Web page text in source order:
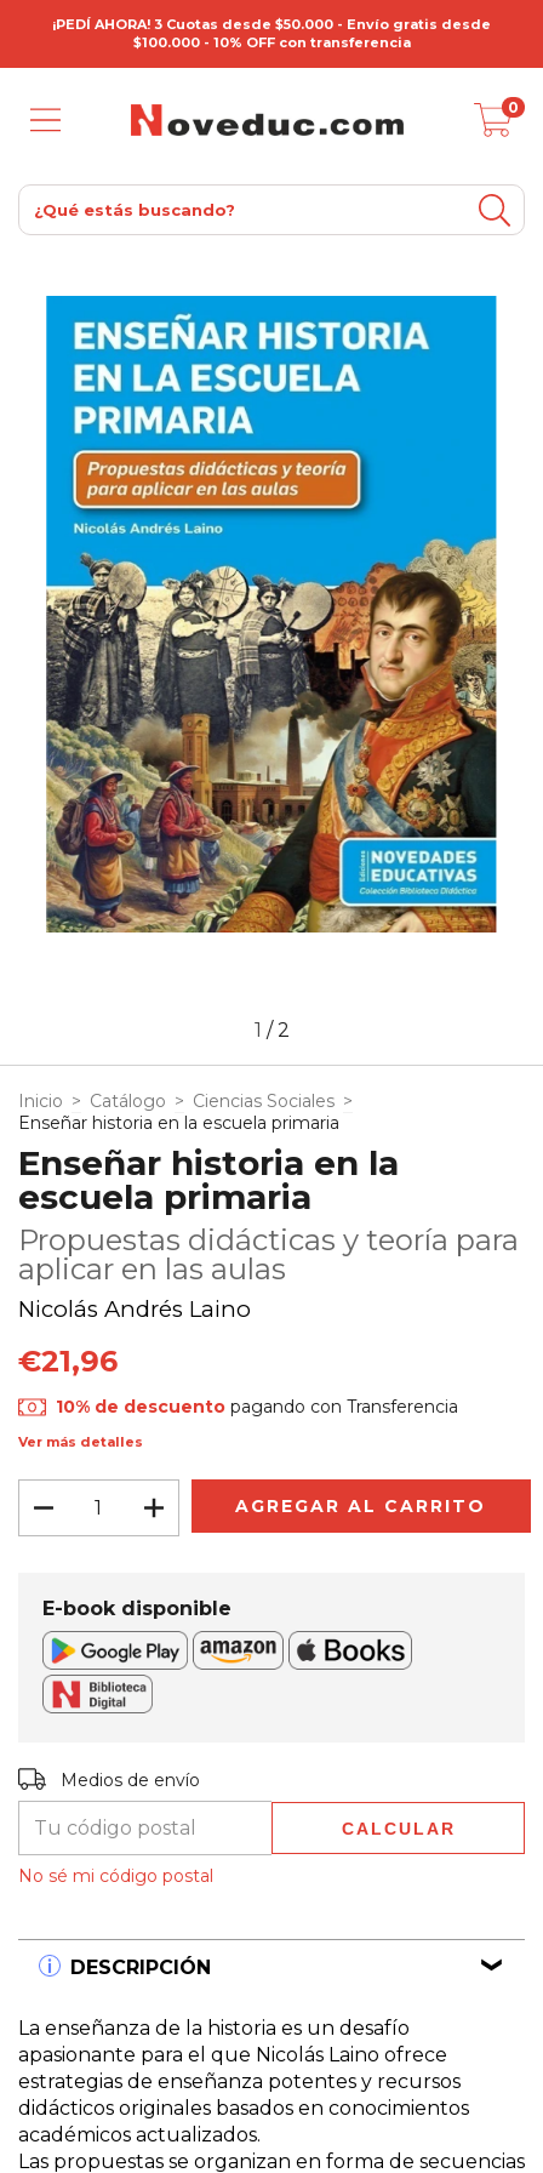
¡PEDÍ AHORA! 3 Cuotas desde $50.000 - Envío gratis desde
$100.000 - 10% OFF con transferencia
0
1 / 2
Inicio > Catálogo > Ciencias Sociales >
Enseñar historia en la escuela primaria
Enseñar historia en la
escuela primaria
Propuestas didácticas y teoría para
aplicar en las aulas
Nicolás Andrés Laino
€21,96
10% de descuento pagando con Transferencia
Ver más detalles
E-book disponible
Entregas para el CP:
Medios de envío
CALCULAR
No sé mi código postal
DESCRIPCIÓN
La enseñanza de la historia es un desafío
apasionante para el que Nicolás Laino ofrece
estrategias de enseñanza potentes y recursos
didácticos originales basados en conocimientos
académicos actualizados.
Las propuestas se organizan en forma de secuencias